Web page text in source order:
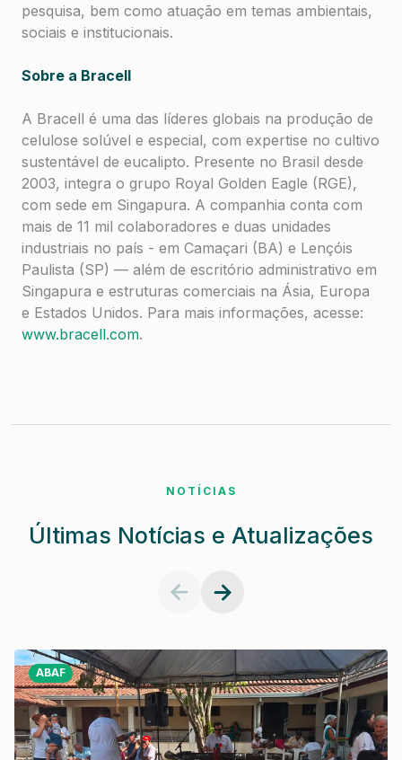
pesquisa, bem como atuação em temas ambientais,
sociais e institucionais.
Sobre a Bracell
A Bracell é uma das líderes globais na produção de
celulose solúvel e especial, com expertise no cultivo
sustentável de eucalipto. Presente no Brasil desde
2003, integra o grupo Royal Golden Eagle (RGE),
com sede em Singapura. A companhia conta com
mais de 11 mil colaboradores e duas unidades
industriais no país - em Camaçari (BA) e Lençóis
Paulista (SP) — além de escritório administrativo em
Singapura e estruturas comerciais na Ásia, Europa
e Estados Unidos. Para mais informações, acesse:
www.bracell.com.
NOTÍCIAS
Últimas Notícias e Atualizações
ABAF